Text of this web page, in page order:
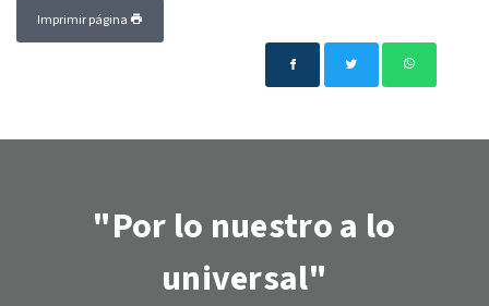
Imprimir página
"Por lo nuestro a lo
universal"